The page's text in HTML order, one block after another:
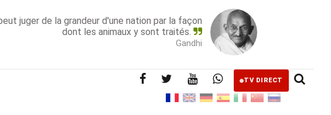
juger de la grandeur d'une nation par la façon
dont les animaux y sont traités.
Gandhi
TV DIRECT